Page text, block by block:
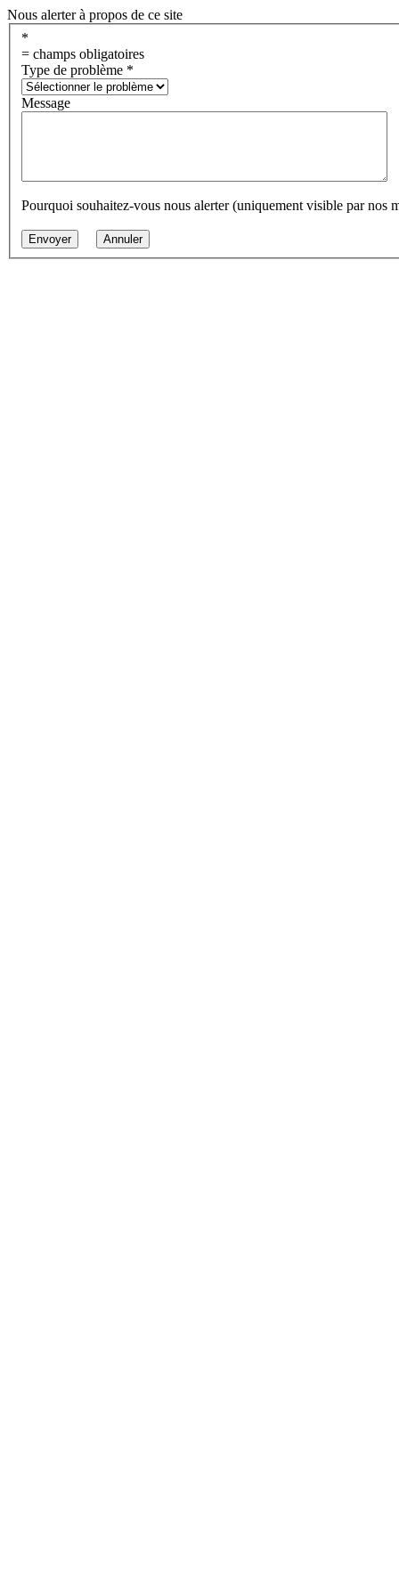
Nous alerter à propos de ce site
*
= champs obligatoires
Type de problème *
Message
Pourquoi souhaitez-vous nous alerter (uniquement visible par nos